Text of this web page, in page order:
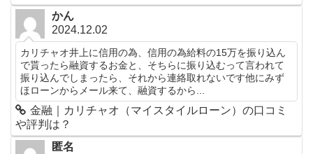
かん
2024.12.02
カリチャオ井上に信用の為、信用の為給料の15万を振り込ん
で貰ったら融資するお金と、そちらに振り込むって言われて
振り込んでしまったら、それから連絡取れないです他にみず
ほローンからメール来て、融資するから...
金融｜カリチャオ（マイスタイルローン）の口コミ
や評判は？
匿名